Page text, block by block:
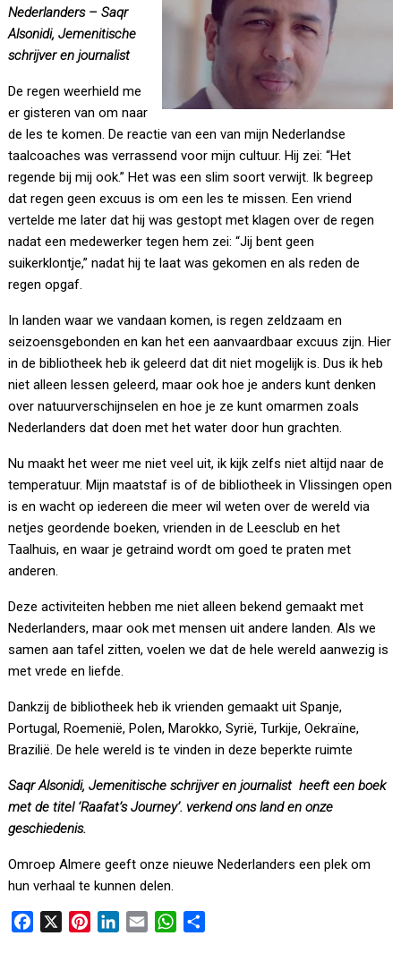
Nederlanders – Saqr
Alsonidi, Jemenitische
schrijver en journalist
De regen weerhield me
er gisteren van om naar
de les te komen. De reactie van een van mijn Nederlandse
taalcoaches was verrassend voor mijn cultuur. Hij zei: “Het
regende bij mij ook.” Het was een slim soort verwijt. Ik begreep
dat regen geen excuus is om een les te missen. Een vriend
vertelde me later dat hij was gestopt met klagen over de regen
nadat een medewerker tegen hem zei: “Jij bent geen
suikerklontje,” nadat hij te laat was gekomen en als reden de
regen opgaf.
In landen waar we vandaan komen, is regen zeldzaam en
seizoensgebonden en kan het een aanvaardbaar excuus zijn. Hier
in de bibliotheek heb ik geleerd dat dit niet mogelijk is. Dus ik heb
niet alleen lessen geleerd, maar ook hoe je anders kunt denken
over natuurverschijnselen en hoe je ze kunt omarmen zoals
Nederlanders dat doen met het water door hun grachten.
Nu maakt het weer me niet veel uit, ik kijk zelfs niet altijd naar de
temperatuur. Mijn maatstaf is of de bibliotheek in Vlissingen open
is en wacht op iedereen die meer wil weten over de wereld via
netjes geordende boeken, vrienden in de Leesclub en het
Taalhuis, en waar je getraind wordt om goed te praten met
anderen.
Deze activiteiten hebben me niet alleen bekend gemaakt met
Nederlanders, maar ook met mensen uit andere landen. Als we
samen aan tafel zitten, voelen we dat de hele wereld aanwezig is
met vrede en liefde.
Dankzij de bibliotheek heb ik vrienden gemaakt uit Spanje,
Portugal, Roemenië, Polen, Marokko, Syrië, Turkije, Oekraïne,
Brazilië. De hele wereld is te vinden in deze beperkte ruimte
Saqr Alsonidi, Jemenitische schrijver en journalist heeft een boek
met de titel ‘Raafat’s Journey’. verkend ons land en onze
geschiedenis.
Omroep Almere geeft onze nieuwe Nederlanders een plek om
hun verhaal te kunnen delen.
W